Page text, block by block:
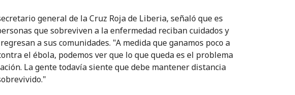
general de la Cruz Roja de Liberia, señaló que es
que sobreviven a la enfermedad reciban cuidados y
a sus comunidades. "A medida que ganamos poco a
el ébola, podemos ver que lo que queda es el problema
La gente todavía siente que debe mantener distancia